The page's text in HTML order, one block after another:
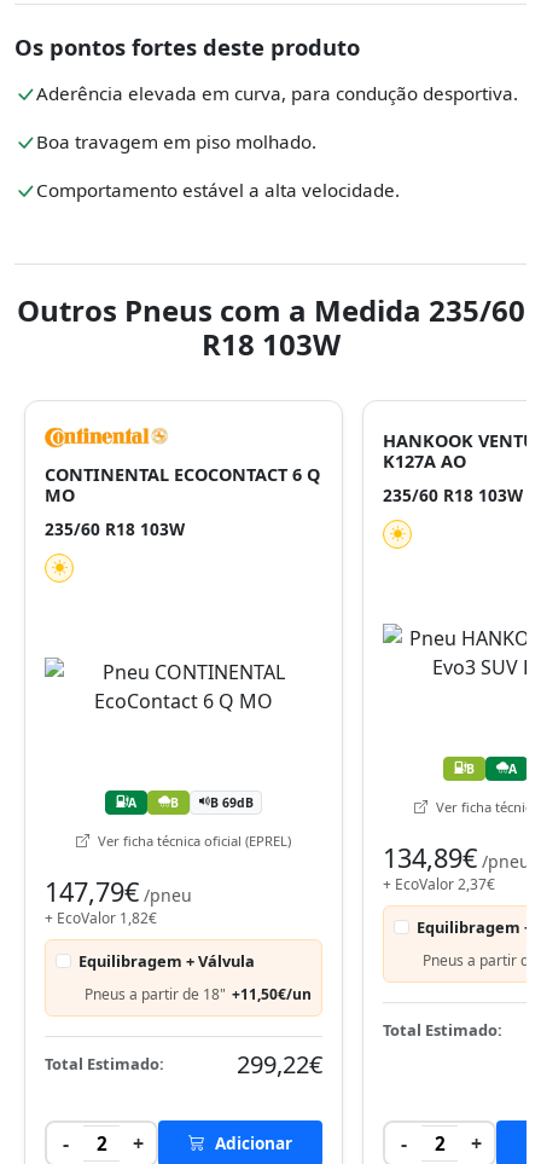
Os pontos fortes deste produto
Aderência elevada em curva, para condução desportiva.
Boa travagem em piso molhado.
Comportamento estável a alta velocidade.
Outros Pneus com a Medida 235/60
R18 103W
CONTINENTAL ECOCONTACT 6 Q
MO
235/60 R18 103W
A B B 69dB
Ver ficha técnica oficial (EPREL)
147,79€ /pneu
+ EcoValor 1,82€
Equilibragem + Válvula
Pneus a partir de 18" +11,50€/un
Total Estimado: 299,22€
- 2 + Adicionar
HANKOOK
K127A AO
235/60 R18 103W
B A
Ver ficha técnica
134,89€ /pneu
+ EcoValor 2,37€
Equilibragem +
Pneus a partir
Total Estimado:
- 2 +